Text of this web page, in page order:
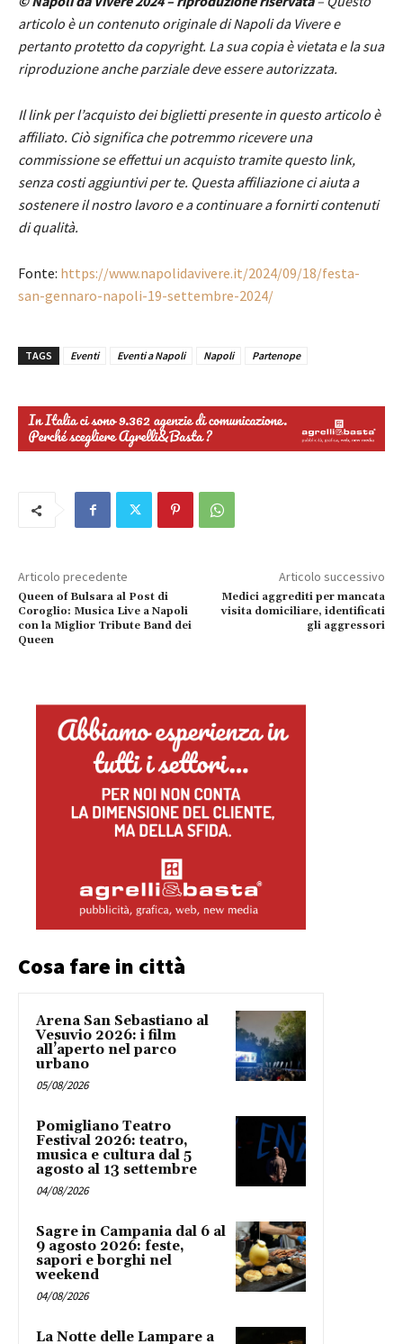
articolo è un contenuto originale di Napoli da Vivere e
pertanto protetto da copyright. La sua copia è vietata e la sua
riproduzione anche parziale deve essere autorizzata.
Il link per l’acquisto dei biglietti presente in questo articolo è
affiliato. Ciò significa che potremmo ricevere una
commissione se effettui un acquisto tramite questo link,
senza costi aggiuntivi per te. Questa affiliazione ci aiuta a
sostenere il nostro lavoro e a continuare a fornirti contenuti
di qualità.
Fonte: https://www.napolidavivere.it/2024/09/18/festa-
san-gennaro-napoli-19-settembre-2024/
TAGS Eventi Eventi a Napoli Napoli Partenope
Articolo precedente
Queen of Bulsara al Post di
Coroglio: Musica Live a Napoli
con la Miglior Tribute Band dei
Queen
Articolo successivo
Medici aggrediti per mancata
visita domiciliare, identificati
gli aggressori
Cosa fare in città
Arena San Sebastiano al
Vesuvio 2026: i film
all’aperto nel parco
urbano
05/08/2026
Pomigliano Teatro
Festival 2026: teatro,
musica e cultura dal 5
agosto al 13 settembre
04/08/2026
Sagre in Campania dal 6 al
9 agosto 2026: feste,
sapori e borghi nel
weekend
04/08/2026
La Notte delle Lampare a